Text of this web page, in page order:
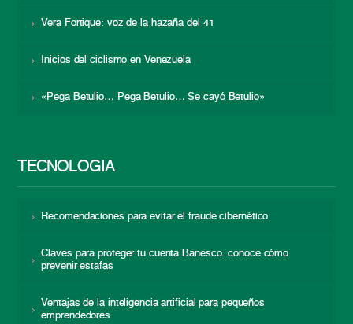
Vera Fortique: voz de la hazaña del 41
Inicios del ciclismo en Venezuela
«Pega Betulio… Pega Betulio… Se cayó Betulio»
TECNOLOGÍA
Recomendaciones para evitar el fraude cibernético
Claves para proteger tu cuenta Banesco: conoce cómo
prevenir estafas
Ventajas de la inteligencia artificial para pequeños
emprendedores